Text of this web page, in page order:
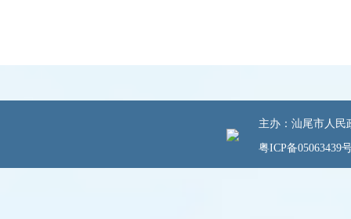
主办：汕尾市人民
粤ICP备05063439